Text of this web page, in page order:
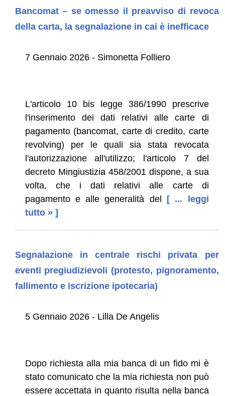
Bancomat – se omesso il preavviso di revoca
della carta, la segnalazione in cai è inefficace
7 Gennaio 2026 - Simonetta Folliero
L'articolo 10 bis legge 386/1990 prescrive
l'inserimento dei dati relativi alle carte di
pagamento (bancomat, carte di credito, carte
revolving) per le quali sia stata revocata
l'autorizzazione all'utilizzo; l'articolo 7 del
decreto Mingiustizia 458/2001 dispone, a sua
volta, che i dati relativi alle carte di
pagamento e alle generalità del [ ... leggi
tutto » ]
Segnalazione in centrale rischi privata per
eventi pregiudizievoli (protesto, pignoramento,
fallimento e iscrizione ipotecaria)
5 Gennaio 2026 - Lilla De Angelis
Dopo richiesta alla mia banca di un fido mi è
stato comunicato che la mia richiesta non può
essere accettata in quanto risulta nella banca